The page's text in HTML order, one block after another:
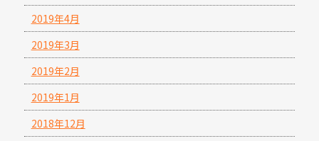
2019年4月
2019年3月
2019年2月
2019年1月
2018年12月